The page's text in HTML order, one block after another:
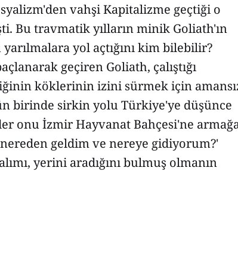
vahşi Kapitalizme geçtiği o
Bu travmatik yılların minik Goliath'ın
yol açtığını kim bilebilir?
geçiren Goliath, çalıştığı
köklerinin izini sürmek için
birinde sirkin yolu Türkiye'ye düşünce
onu İzmir Hayvanat Bahçesi'ne
geldim ve nereye gidiyorum?'
yerini aradığını bulmuş olmanın